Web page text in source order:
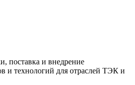
поставка и внедрение
и технологий для отраслей ТЭК и